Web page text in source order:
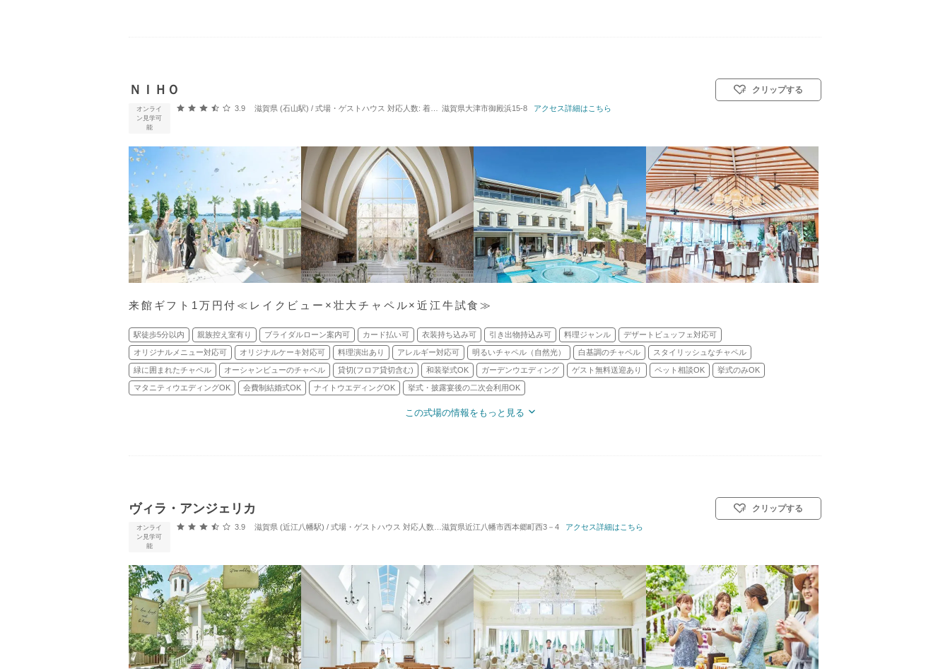
ＮＩＨＯ
オンライ
ン見学可
能
口コミ評価
3.9 滋賀県 (石山駅) / 式場・ゲストハウス 対応人数: 着席：8名 ～ 120名 挙式スタイル: 教会式(キリスト教式)／人前式／和装人前式
滋賀県大津市御殿浜15-8 アクセス詳細はこちら
クリップする
来館ギフト1万円付≪レイクビュー×壮大チャペル×近江牛試食≫
駅徒歩5分以内 親族控え室有り ブライダルローン案内可 カード払い可 衣装持ち込み可 引き出物持込み可 料理ジャンル デザートビュッフェ対応可
オリジナルメニュー対応可 オリジナルケーキ対応可 料理演出あり アレルギー対応可 明るいチャペル（自然光） 白基調のチャペル スタイリッシュなチャペル
緑に囲まれたチャペル オーシャンビューのチャペル 貸切(フロア貸切含む) 和装挙式OK ガーデンウエディング ゲスト無料送迎あり ペット相談OK 挙式のみOK
マタニティウエディングOK 会費制結婚式OK ナイトウエディングOK 挙式・披露宴後の二次会利用OK
この式場の情報をもっと見る
ヴィラ・アンジェリカ
オンライ
ン見学可
能
口コミ評価
3.9 滋賀県 (近江八幡駅) / 式場・ゲストハウス 対応人数: 着席：10名 ～ 126名 挙式スタイル: 教会式(キリスト教式)／神前式／人前式
滋賀県近江八幡市西本郷町西3－4 アクセス詳細はこちら
クリップする